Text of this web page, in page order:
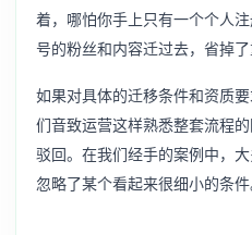
着，哪怕你手上只有一个个人
号的粉丝和内容迁过去，省掉了
如果对具体的迁移条件和资质
们音致运营这样熟悉整套流程
驳回。在我们经手的案例中，
忽略了某个看起来很细小的条件